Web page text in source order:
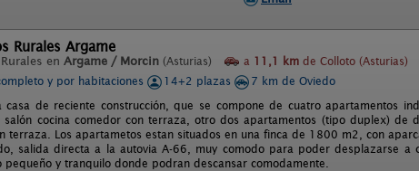
Rurales Argame
en Argame / Morcin (Asturias) a 11,1 km de Colloto (Asturias)
y por habitaciones
14+2 plazas
7 km de Oviedo
casa de reciente construcción, que se compone de cuatro apartamentos
salón cocina comedor con terraza, otro dos apartamentos (tipo duplex) de
terraza. Los apartametos estan situados en una finca de 1800 m2, con
salida directa a la autovia A-66, muy comodo para poder desplazarse a
pequeño y tranquilo donde podran descansar comodamente.